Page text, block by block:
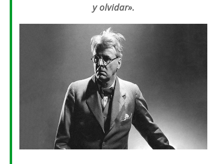
y olvidar».